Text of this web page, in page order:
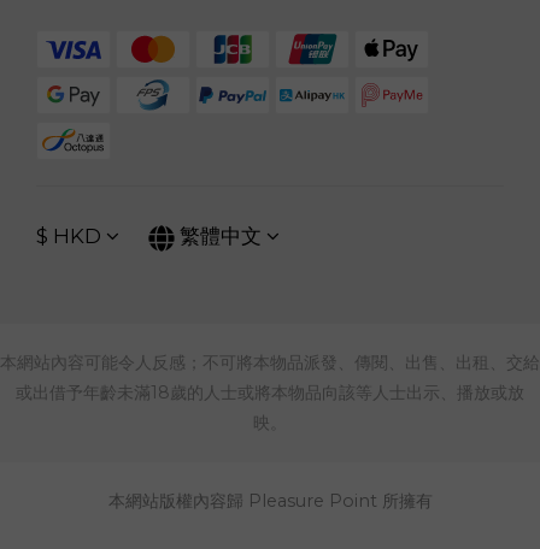
$ HKD 繁體中文
本網站內容可能令人反感；不可將本物品派發、傳閱、出售、出租、交給
或出借予年齡未滿18歲的人士或將本物品向該等人士出示、播放或放
映。
本網站版權內容歸 Pleasure Point 所擁有